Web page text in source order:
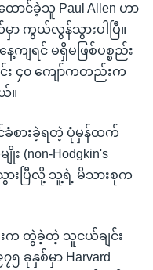
ာင်ခဲ့သူ Paul Allen ဟာ
ကွယ်လွန်သွားပါပြီ။
ရင် မရှိမဖြစ်ပစ္စည်း
း ၄၀ ကျော်ကတည်းက
။
စားခဲ့ရတဲ့ ပုံမှန်ထက်
(non-Hodgkin's
သွားပြီလို့ သူ့ရဲ့ မိသားစုက
တွဲခဲ့တဲ့ သူငယ်ချင်း
ခုနှစ်မှာ Harvard